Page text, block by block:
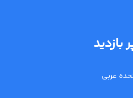
بازدید
عربی